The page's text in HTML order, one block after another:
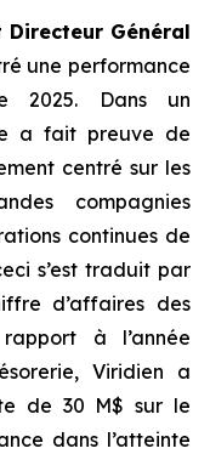
Général
une performance
2025. Dans un
a fait preuve de
centré sur les
compagnies
continues de
s’est traduit par
d’affaires des
à l’année
Viridien a
de 30 M$ sur le
dans l’atteinte